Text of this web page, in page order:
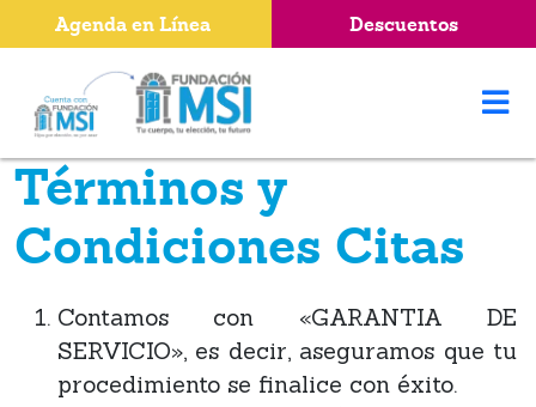
Términos y
Condiciones Citas
Contamos con «GARANTIA DE
SERVICIO», es decir, aseguramos que tu
procedimiento se finalice con éxito.
Agenda en Línea Descuentos